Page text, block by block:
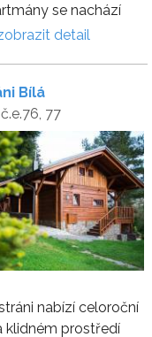
se nachází
detail
Bílá
77
nabízí celoroční
klidném prostředí